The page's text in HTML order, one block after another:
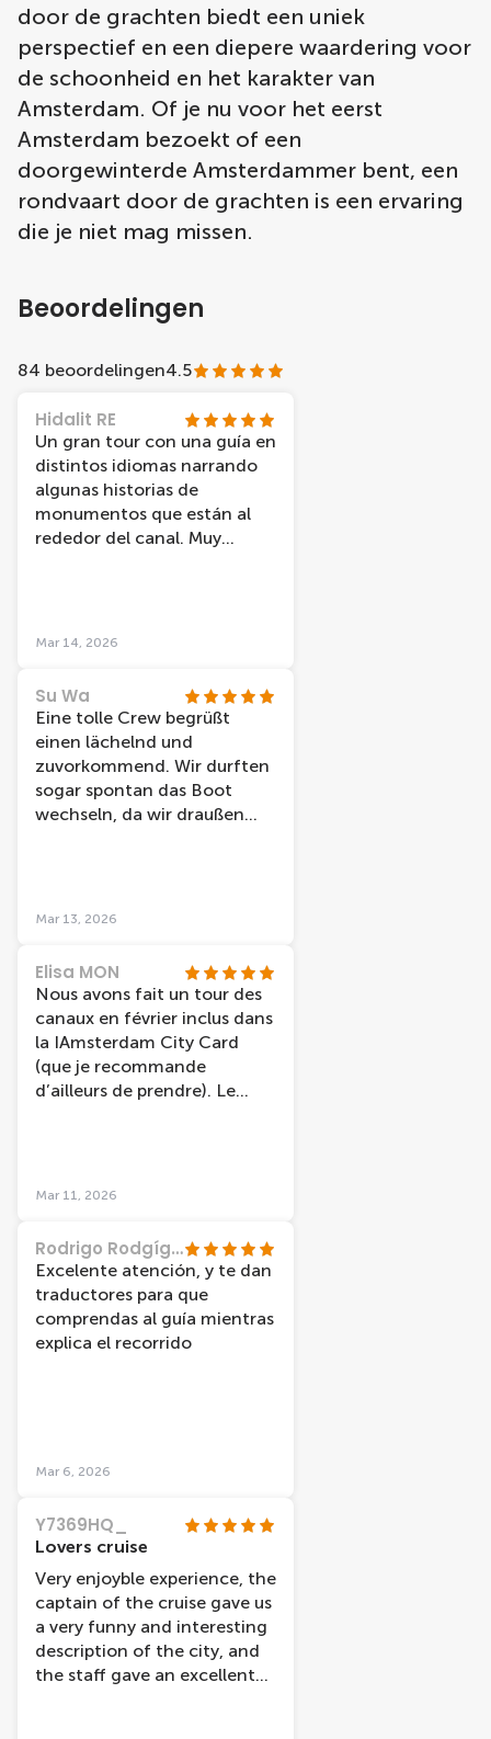
door de grachten biedt een uniek
perspectief en een diepere waardering voor
de schoonheid en het karakter van
Amsterdam. Of je nu voor het eerst
Amsterdam bezoekt of een
doorgewinterde Amsterdammer bent, een
rondvaart door de grachten is een ervaring
die je niet mag missen.
Beoordelingen
84 beoordelingen4.5
Hidalit RE
Un gran tour con una guía en
distintos idiomas narrando
algunas historias de
monumentos que están al
rededor del canal. Muy
Mar 14, 2026
Su Wa
Eine tolle Crew begrüßt
einen lächelnd und
zuvorkommend. Wir durften
sogar spontan das Boot
wechseln, da wir draußen
direkt am Bahnhof und ist
Leistung ist top.
Mar 13, 2026
Elisa MON
Nous avons fait un tour des
canaux en février inclus dans
la IAmsterdam City Card
(que je recommande
d’ailleurs de prendre). Le
Nous avons eu la chance de
magnifique ciel bleu, ce qui a
rendu l’expérience vraiment
magique.
Mar 11, 2026
Rodrigo Rodgíguez
Excelente atención, y te dan
traductores para que
comprendas al guía mientras
explica el recorrido
Mar 6, 2026
Y7369HQ_
Lovers cruise
Very enjoyble experience, the
captain of the cruise gave us
a very funny and interesting
description of the city, and
the staff gave an excellent